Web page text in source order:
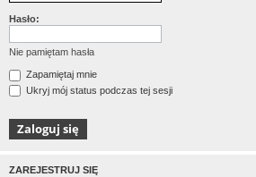
Hasło:
Nie pamiętam hasła
Zapamiętaj mnie
Ukryj mój status podczas tej sesji
ZAREJESTRUJ SIĘ